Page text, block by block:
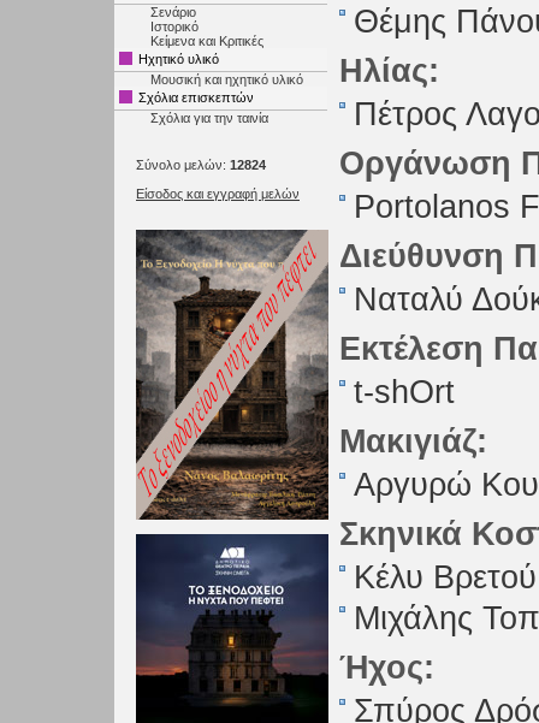
Σενάριο
Ιστορικό
Κείμενα και Κριτικές
Ηχητικό υλικό
Μουσική και ηχητικό υλικό
Σχόλια επισκεπτών
Σχόλια για την ταινία
Σύνολο μελών: 12824
Είσοδος και εγγραφή μελών
Θέμης
Ηλίας:
Πέτρος
Οργάνωση
Portolanos
Διεύθυνση
Ναταλύ
Εκτέλεση
t-shOrt
Μακιγιάζ:
Αργυρώ
Σκηνικά
Κέλυ Βρετού
Μιχάλης
Ήχος:
Σπύρος